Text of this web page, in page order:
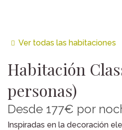
Ver todas las habitaciones
Habitación
personas)
Desde 177€ por
Inspiradas en la decoración